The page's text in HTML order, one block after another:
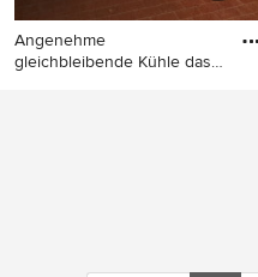
Angenehme
gleichbleibende Kühle das